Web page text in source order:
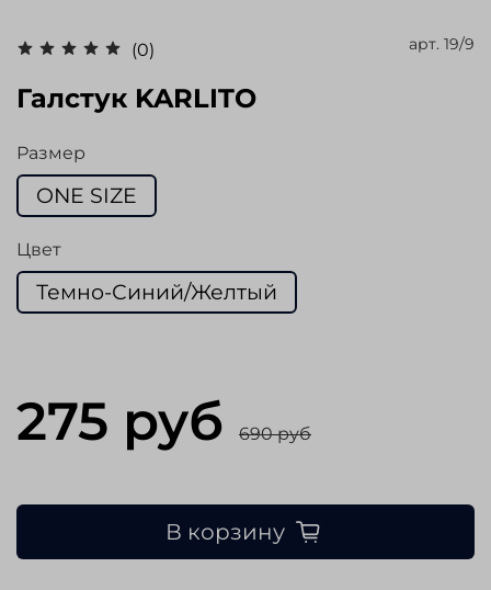
(0) арт. 19/9
Галстук KARLITO
Размер
ONE SIZE
Цвет
Темно-Синий/Желтый
275 руб 690 руб
В корзину